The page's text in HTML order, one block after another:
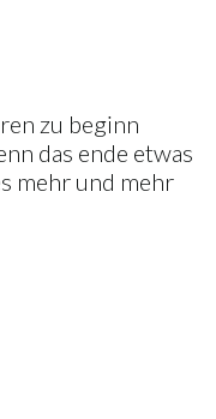
zu beginn
das ende etwas
mehr und mehr